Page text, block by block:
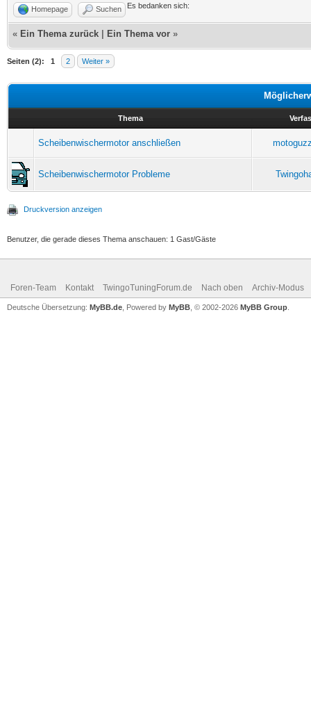
Homepage Suchen Es bedanken sich:
« Ein Thema zurück Ein Thema vor »
Seiten (2): 1 2 Weiter »
Thema
Scheibenwischermotor anschließen
Scheibenwischermotor Probleme
Druckversion anzeigen
Benutzer, die gerade dieses Thema anschauen: 1 Gast/Gäste
Foren-Team Kontakt TwingoTuningForum.de Nach oben Archiv-Modus
Deutsche Übersetzung: MyBB.de , Powered by MyBB , © 2002-2026 MyBB Group